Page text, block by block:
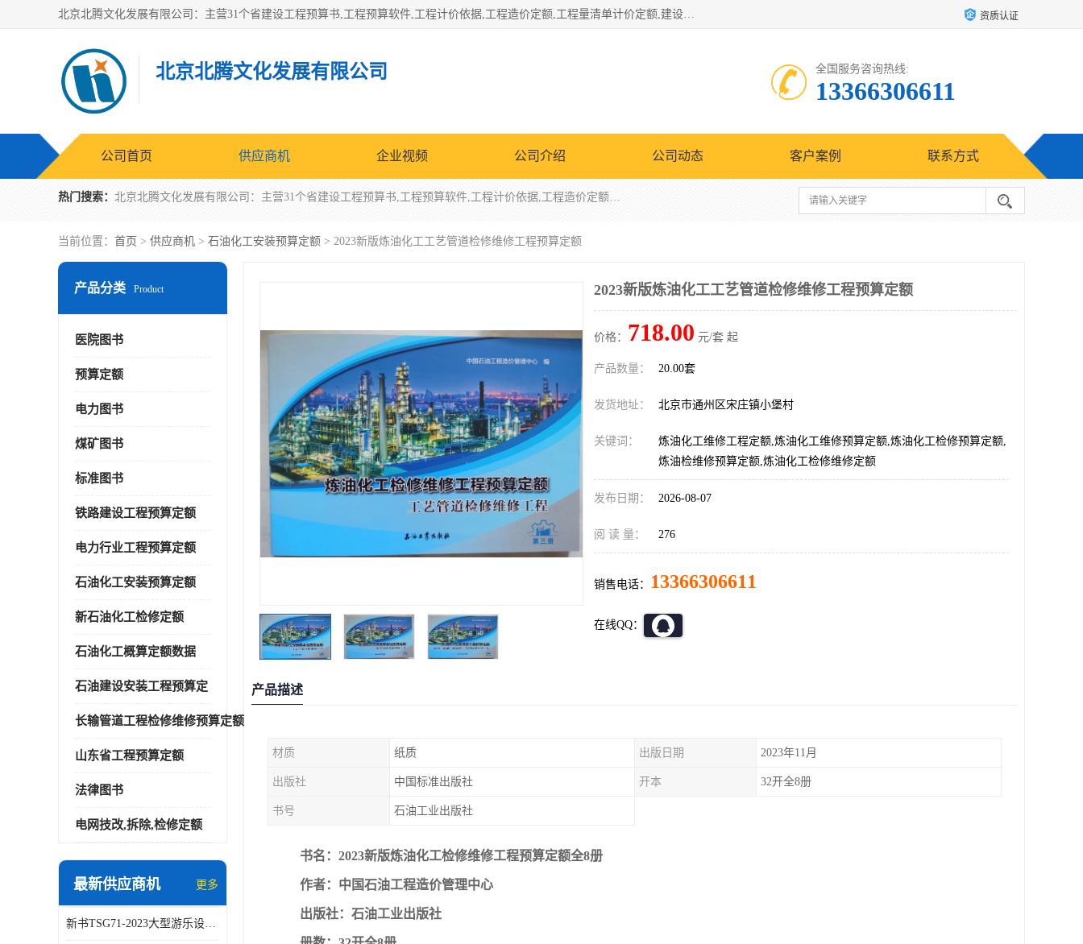
北京北腾文化发展有限公司：主营31个省建设工程预算书,工程预算软件,工程计价依据,工程造价定额,工程量清单计价定额,建设工程量消耗量定额,各行业工程预算定额,铁路定额,电力定额,矿山定额,*,黄金定额,钢铁企业检修定额,中石化安装检修定额,煤矿图书,医院书籍等.诚信的经营，在发展的同时公司不忘不断总结不断优化为客户的服务，和一如既往的热情赢得了新老客户的极高评价及青睐。 资质认证
北京北腾文化发展有限公司 全国服务咨询热线:
13366306611
公司首页 供应商机 企业视频 公司介绍 公司动态 客户案例 联系方式
热门搜索： 北京北腾文化发展有限公司：主营31个省建设工程预算书,工程预算软件,工程计价依据,工程造价定额,工程量清单计价定额,建设工程量消耗量定额,各行业工程预算定额,铁路定额,电力定额,矿山定额,*,黄金定额,钢铁企业检修定额,中石化安装检修定额,煤矿图书,医院书籍等.诚信的经营，在发展的同时公司不忘不断总结不断优化为客户的服务，和一如既往的热情赢得了新老客户的极高评价及青睐。
当前位置： 首页 > 供应商机 > 石油化工安装预算定额 > 2023新版炼油化工工艺管道检修维修工程预算定额
产品分类 Product
医院图书
预算定额
电力图书
煤矿图书
标准图书
铁路建设工程预算定额
电力行业工程预算定额
石油化工安装预算定额
新石油化工检修定额
石油化工概算定额数据
石油建设安装工程预算定
长输管道工程检修维修预算定额
山东省工程预算定额
法律图书
电网技改,拆除,检修定额
最新供应商机 更多
新书TSG71-2023大型游乐设施安全技术规程
2023新版炼油化工工艺管道检修维修工程预算定额
价格： 718.00 元/套 起
产品数量： 20.00套
发货地址： 北京市通州区宋庄镇小堡村
关键词：
炼油化工维修工程定额,炼油化工维修预算定额,炼油化工检修预算定额,
炼油检维修预算定额,炼油化工检修维修定额
发布日期： 2026-08-07
阅 读 量： 276
销售电话： 13366306611
在线QQ：
产品描述
材质 纸质 出版日期 2023年11月
出版社 中国标准出版社 开本 32开全8册
书号 石油工业出版社
书名：2023新版炼油化工检修维修工程预算定额全8册
作者：中国石油工程造价管理中心
出版社：石油工业出版社